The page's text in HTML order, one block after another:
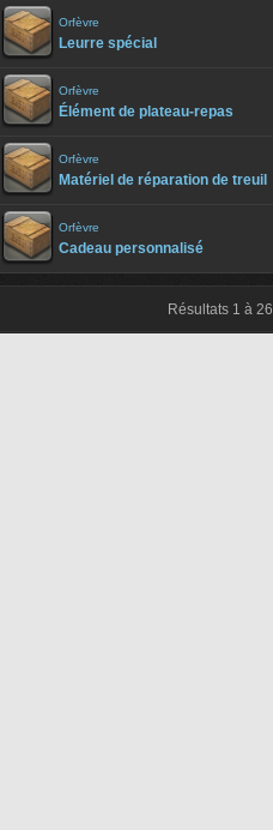
Orfèvre
Leurre spécial
Orfèvre
Élément de plateau-repas
Orfèvre
Matériel de réparation de treuil
Orfèvre
Cadeau personnalisé
Résultats 1 à 26